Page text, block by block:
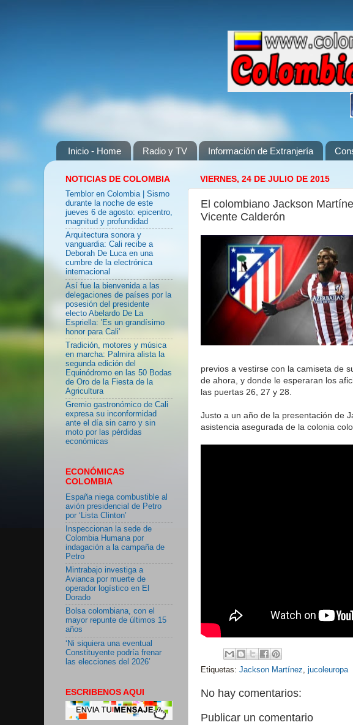
Inicio - Home Radio y TV Información de Extranjería
VIERNES, 24 DE JULIO DE 2015
El colombiano Jackson
Vicente Calderón
previos a vestirse con la camiseta de
de ahora, y donde le esperaran los
las puertas 26, 27 y 28.
Justo a un año de la presentación de
asistencia asegurada de la colonia
Etiquetas: Jackson Martínez, jucoleuropa
No hay comentarios:
Publicar un comentario
NOTICIAS DE COLOMBIA
Temblor en Colombia | Sismo
durante la noche de este
jueves 6 de agosto: epicentro,
magnitud y profundidad
Arquitectura sonora y
vanguardia: Cali recibe a
Deborah De Luca en una
cumbre de la electrónica
internacional
Así fue la bienvenida a las
delegaciones de países por la
posesión del presidente
electo Abelardo De La
Espriella: 'Es un grandísimo
honor para Cali'
Tradición, motores y música
en marcha: Palmira alista la
segunda edición del
Equinódromo en las 50 Bodas
de Oro de la Fiesta de la
Agricultura
Gremio gastronómico de Cali
expresa su inconformidad
ante el día sin carro y sin
moto por las pérdidas
económicas
ECONÓMICAS
COLOMBIA
España niega combustible al
avión presidencial de Petro
por ‘Lista Clinton’
Inspeccionan la sede de
Colombia Humana por
indagación a la campaña de
Petro
Mintrabajo investiga a
Avianca por muerte de
operador logístico en El
Dorado
Bolsa colombiana, con el
mayor repunte de últimos 15
años
‘Ni siquiera una eventual
Constituyente podría frenar
las elecciones del 2026’
ESCRIBENOS AQUI